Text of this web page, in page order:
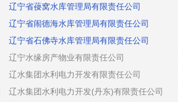
辽宁省葠窝水库管理局有限责任公司
辽宁省闹德海水库管理局有限责任公司
辽宁省石佛寺水库管理局有限责任公司
辽宁水缘房产物业有限责任公司
辽水集团水利电力开发有限责任公司
辽水集团水利电力开发(丹东)有限责任公司